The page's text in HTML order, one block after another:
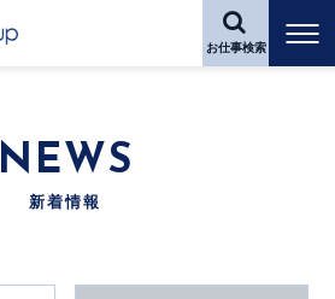
お仕事検索
NEWS
新着情報